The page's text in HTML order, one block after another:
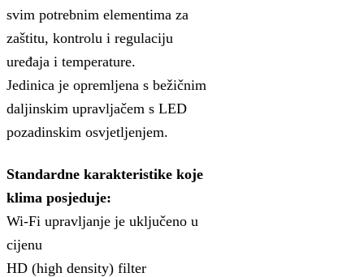
svim potrebnim elementima za
zaštitu, kontrolu i regulaciju
uređaja i temperature.
Jedinica je opremljena s bežičnim
daljinskim upravljačem s LED
pozadinskim osvjetljenjem.
Standardne karakteristike koje
klima posjeduje:
Wi-Fi upravljanje je uključeno u
cijenu
HD (high density) filter